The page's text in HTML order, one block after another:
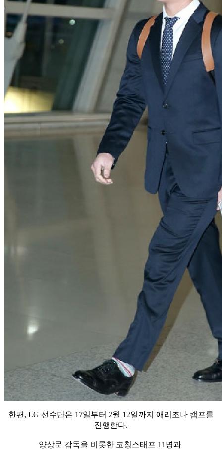
한편, LG 선수단은 17일부터 2월 12일까지 애리조나 캠프를
진행한다.
양상문 감독을 비롯한 코칭스태프 11명과